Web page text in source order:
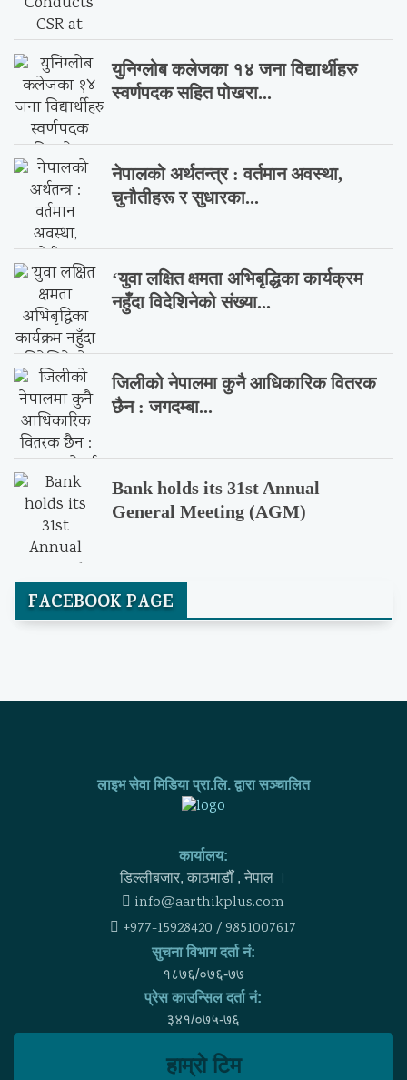
युनिग्लोब कलेजका १४ जना विद्यार्थीहरु
स्वर्णपदक सहित पोखरा...
नेपालको अर्थतन्त्र : वर्तमान अवस्था,
चुनौतीहरू र सुधारका...
‘युवा लक्षित क्षमता अभिबृद्धिका कार्यक्रम
नहुँदा विदेशिनेको संख्या...
जिलीको नेपालमा कुनै आधिकारिक वितरक
छैन : जगदम्बा...
Bank holds its 31st Annual
General Meeting (AGM)
FACEBOOK PAGE
लाइभ सेवा मिडिया प्रा.लि. द्वारा सञ्चालित
कार्यालय:
डिल्लीबजार, काठमाडाैँ , नेपाल ।
info@aarthikplus.com
+977-15928420 / 9851007617
सुचना विभाग दर्ता नं:
१८७६/०७६-७७
प्रेस काउन्सिल दर्ता नं:
३४१/०७५-७६
हाम्राे टिम